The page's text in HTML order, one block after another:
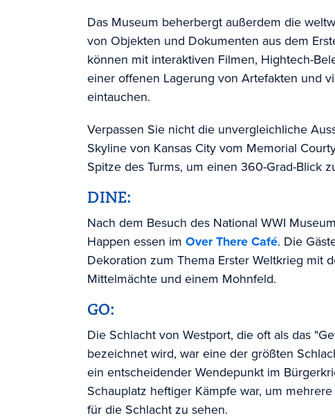
Das Museum beherbergt außerdem die
von Objekten und Dokumenten aus dem
können mit interaktiven Filmen, Hightech-
einer offenen Lagerung von Artefakten und
eintauchen.
Verpassen Sie nicht die unvergleichliche
Skyline von Kansas City vom Memorial
Spitze des Turms, um einen 360-Grad-Blick
DINE:
Nach dem Besuch des National WWI
Happen essen im Over There Café. Die
Dekoration zum Thema Erster Weltkrieg mit
Mittelmächte und einem Mohnfeld.
GO:
Die Schlacht von Westport, die oft als das
bezeichnet wird, war eine der größten
ein entscheidender Wendepunkt im
Schauplatz heftiger Kämpfe war, um
für die Schlacht zu sehen.